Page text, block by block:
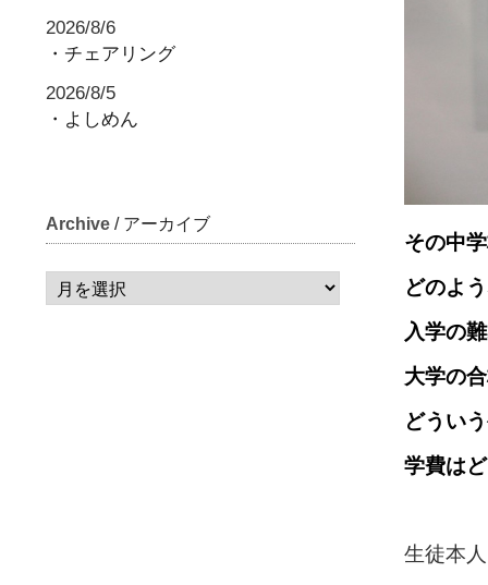
2026/8/6
・チェアリング
2026/8/5
・よしめん
Archive / アーカイブ
その中
どのよ
入学の
大学の
どうい
学費は
生徒本